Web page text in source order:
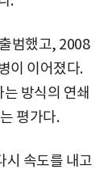
범했고, 2008
이 이어졌다.
방식의 연쇄
평가다.
시 속도를 내고